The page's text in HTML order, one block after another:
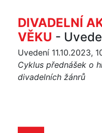
DIVADELNÍ
VĚKU -
Uvedení 11.10.2023,
Cyklus přednášek o
divadelních žánrů